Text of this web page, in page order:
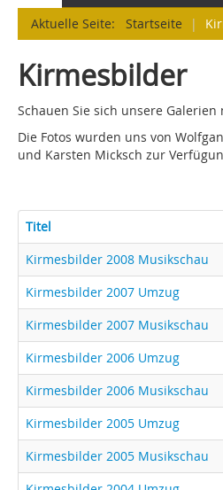
Aktuelle Seite: Startseite |
Kirmesbilder
Schauen Sie sich unsere Galerien
Die Fotos wurden uns von
und Karsten Micksch zur
Titel
Kirmesbilder 2008 Musikschau
Kirmesbilder 2007 Umzug
Kirmesbilder 2007 Musikschau
Kirmesbilder 2006 Umzug
Kirmesbilder 2006 Musikschau
Kirmesbilder 2005 Umzug
Kirmesbilder 2005 Musikschau